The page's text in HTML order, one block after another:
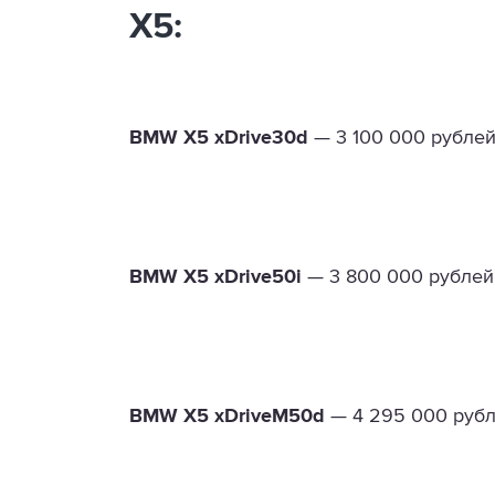
X5:
BMW X5 xDrive30d — 3 100 000
BMW X5 xDrive50i — 3 800 000
BMW X5 xDriveM50d — 4 295 000